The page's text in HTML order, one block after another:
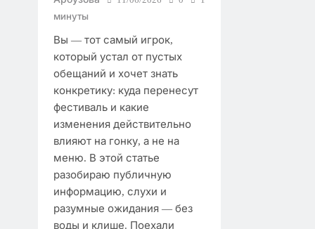
минуты
Вы — тот самый игрок,
который устал от пустых
обещаний и хочет знать
конкретику: куда перенесут
фестиваль и какие
изменения действительно
влияют на гонку, а не на
меню. В этой статье
разобираю публичную
информацию, слухи и
разумные ожидания — без
воды и клише. Поехали